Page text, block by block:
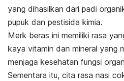
yang dihasilkan dari padi
pupuk dan pestisida kimia.
Merk beras ini memiliki rasa
kaya vitamin dan mineral yang
menjaga kesehatan fungsi
Sementara itu, cita rasa nasi